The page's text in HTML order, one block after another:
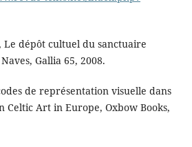
dépôt cultuel du sanctuaire
Gallia 65, 2008.
de représentation visuelle dans
Celtic Art in Europe, Oxbow Books,